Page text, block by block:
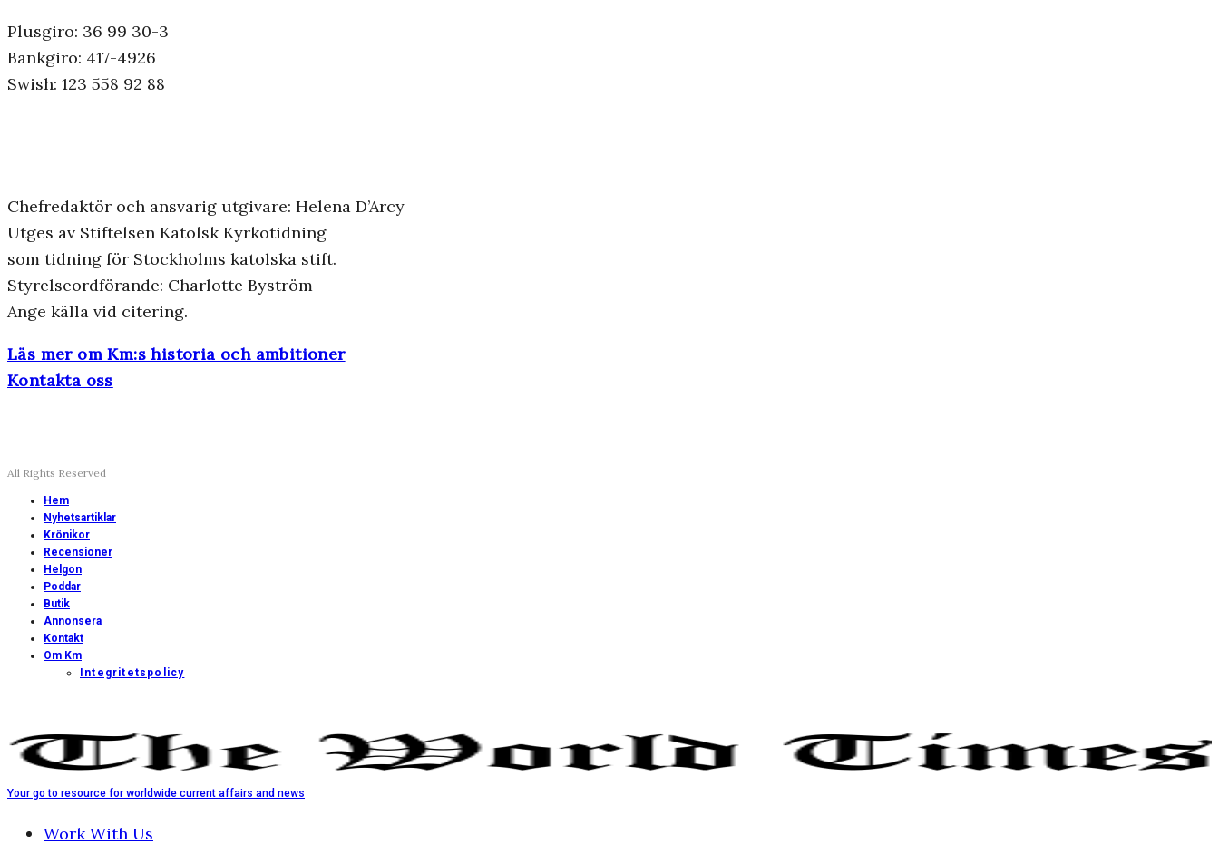
Plusgiro: 36 99 30-3
Bankgiro: 417-4926
Swish: 123 558 92 88
Chefredaktör och ansvarig utgivare: Helena D’Arcy
Utges av Stiftelsen Katolsk Kyrkotidning
som tidning för Stockholms katolska stift.
Styrelseordförande: Charlotte Byström
Ange källa vid citering.
Läs mer om Km:s historia och ambitioner
Kontakta oss
All Rights Reserved
Hem
Nyhetsartiklar
Krönikor
Recensioner
Helgon
Poddar
Butik
Annonsera
Kontakt
Om Km
Integritetspolicy
Your go to resource for worldwide current affairs and news
Work With Us